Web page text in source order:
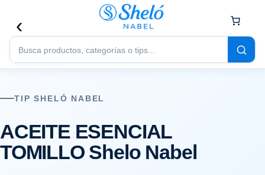
Buscar
productos
TIP SHELÓ NABEL
ACEITE ESENCIAL
TOMILLO Shelo Nabel